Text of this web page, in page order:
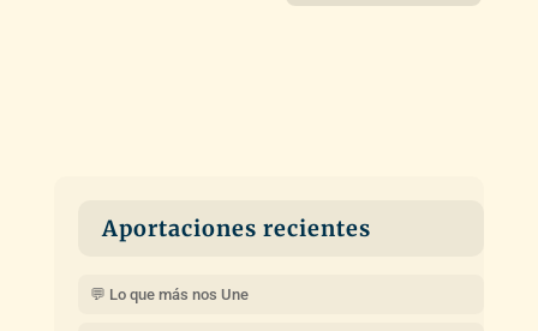
Aportaciones recientes
💬 Lo que más nos Une